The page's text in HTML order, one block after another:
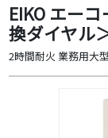
EIKO エー
換ダイヤル
2時間耐火 業務用大